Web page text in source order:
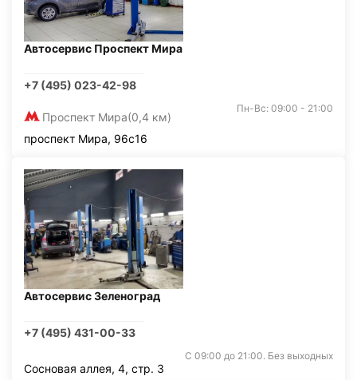
Автосервис Проспект Мира
+7 (495) 023-42-98
Проспект Мира(0,4 км)
Пн-Вс: 09:00 - 21:00
проспект Мира, 96с16
Автосервис Зеленоград
+7 (495) 431-00-33
С 09:00 до 21:00. Без выходных
Сосновая аллея, 4, стр. 3